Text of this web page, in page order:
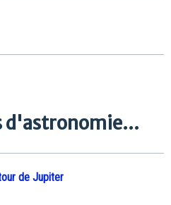
d'astronomie...
de Jupiter